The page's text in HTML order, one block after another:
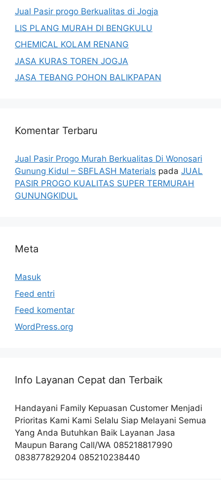
Jual Pasir progo Berkualitas di Jogja
LIS PLANG MURAH DI BENGKULU
CHEMICAL KOLAM RENANG
JASA KURAS TOREN JOGJA
JASA TEBANG POHON BALIKPAPAN
Komentar Terbaru
Jual Pasir Progo Murah Berkualitas Di Wonosari
Gunung Kidul – SBFLASH Materials pada JUAL
PASIR PROGO KUALITAS SUPER TERMURAH
GUNUNGKIDUL
Meta
Masuk
Feed entri
Feed komentar
WordPress.org
Info Layanan Cepat dan Terbaik
Handayani Family Kepuasan Customer Menjadi
Prioritas Kami Kami Selalu Siap Melayani Semua
Yang Anda Butuhkan Baik Layanan Jasa
Maupun Barang Call/WA 085218817990
083877829204 085210238440